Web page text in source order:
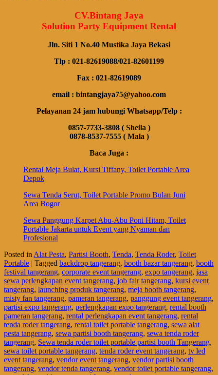
CV.Bintang Jaya
Solution Party Equipment Rental
Jln. Siti 1 No.40 Mustika Jaya Bekasi
Tlp : 021-82619088/021-82601199
Fax : 021-82619089
email : bintangjaya75@yahoo.com
Pelayanan 24 jam hubungi Whatsapp/Telp :
0857-7733-3808 ( Sheila )
0878-8537-7555 ( Mala )
Baca Juga :
Rental Meja Bulat, Kursi Tiffany, Toilet Portable Area
Depok
Sewa Tenda Serut, Toilet Portable Promo Bulan Juni
Area Bogor
Sewa Panggung Karpet Abu-Abu Poni Hitam, Toilet
Portable Jakarta untuk Event yang Nyaman dan
Profesional
Posted inAlat Pesta, Partisi Booth, Tenda, Tenda Roder, Toilet
Portable | Tagged backdrop tangerang, booth bazar tangerang, booth
festival tangerang, corporate event tangerang, expo tangerang, jasa
sewa perlengkapan event tangerang, job fair tangerang, kursi event
tangerang, launching produk tangerang, meja booth tangerang,
misty fan tangerang, pameran tangerang, panggung event tangerang,
partisi expo tangerang, perlengkapan expo tangerang, rental booth
pameran tangerang, rental perlengkapan event tangerang, rental
tenda roder tangerang, rental toilet portable tangerang, sewa alat
pesta tangerang, sewa partisi booth tangerang, sewa tenda roder
tangerang, Sewa tenda roder toilet portable partisi booth Tangerang,
sewa toilet portable tangerang, tenda roder event tangerang, tv led
event tangerang, vendor event tangerang, vendor partisi booth
tangerang, vendor tenda tangerang, vendor toilet portable tangerang,